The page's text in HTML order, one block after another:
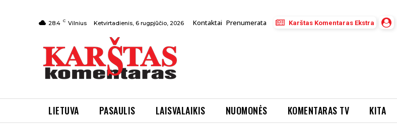
28.4 C Vilnius Ketvirtadienis, 6 rugpjūčio, 2026 Kontaktai Prenumerata Karštas Komentaras Ekstra
LIETUVA PASAULIS LAISVALAIKIS NUOMONĖS KOMENTARAS TV KITA